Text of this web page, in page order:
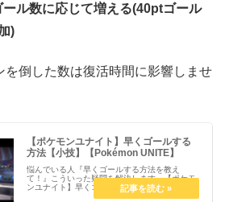
ル数に応じて増える(40ptゴール
)
を倒した数は復活時間に影響しませ
【ポケモンユナイト】早くゴールする
方法【小技】【Pokémon UNITE】
悩んでいる人『早くゴールする方法を教え
て！』こういった疑問を解決します。【ポケモ
ンユナイト】早くゴールする方法【小技】
【Pokémon UNITE】早くゴールする方法【小